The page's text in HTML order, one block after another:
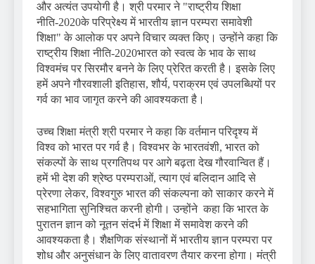
और अत्यंत उपयोगी है। श्री परमार ने "राष्ट्रीय शिक्षा
नीति-2020के परिप्रेक्ष्य में भारतीय ज्ञान परम्परा समावेशी
शिक्षा" के आलोक पर अपने विचार व्यक्त किए। उन्होंने कहा कि
राष्ट्रीय शिक्षा नीति-2020भारत को स्वत्व के भाव के साथ
विश्वमंच पर सिरमौर बनने के लिए प्रेरित करती है। इसके लिए
हमें अपने गौरवशाली इतिहास, शौर्य, पराक्रम एवं उपलब्धियों पर
गर्व का भाव जागृत करने की आवश्यकता है।
उच्च शिक्षा मंत्री श्री परमार ने कहा कि वर्तमान परिदृश्य में
विश्व को भारत पर गर्व है। विश्वभर के भारतवंशी, भारत को
संकल्पों के साथ प्रगतिपथ पर आगे बढ़ता देख गौरवान्वित हैं।
हमें भी देश की श्रेष्ठ परम्पराओं, त्याग एवं बलिदान आदि से
प्रेरणा लेकर, विश्वगुरु भारत की संकल्पना को साकार करने में
सहभागिता सुनिश्चित करनी होगी। उन्होंने कहा कि भारत के
पुरातन ज्ञान को नूतन संदर्भ में शिक्षा में समावेश करने की
आवश्यकता है। शैक्षणिक संस्थानों में भारतीय ज्ञान परम्परा पर
शोध और अनुसंधान के लिए वातावरण तैयार करना होगा। मंत्री